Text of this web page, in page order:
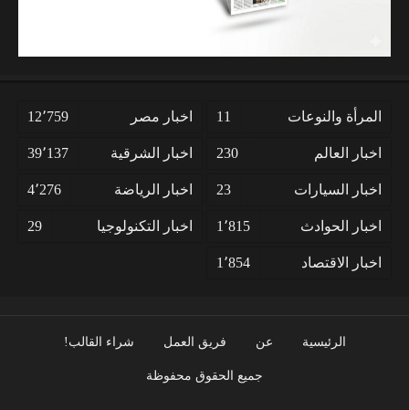
المرأة والنوعات 11 اخبار مصر 12٬759
اخبار العالم 230 اخبار الشرقية 39٬137
اخبار السيارات 23 اخبار الرياضة 4٬276
اخبار الحوادث 1٬815 اخبار التكنولوجيا 29
اخبار الاقتصاد 1٬854
الرئيسية عن فريق العمل شراء القالب!
جميع الحقوق محفوظة